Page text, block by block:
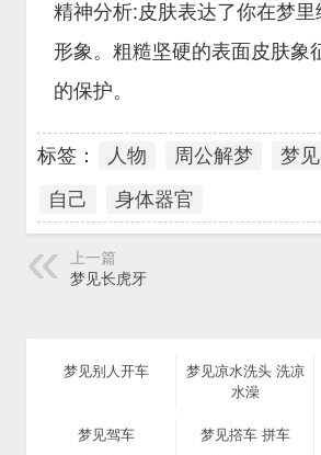
精神分析:皮肤表达了你在梦
形象。粗糙坚硬的表面皮肤象
的保护。
标签： 人物 周公解梦 梦见
自己
身体器官
上一篇
梦见长虎牙
梦见别人开车
梦见凉水洗头 洗凉
水澡
梦见驾车
梦见撘车 拼车